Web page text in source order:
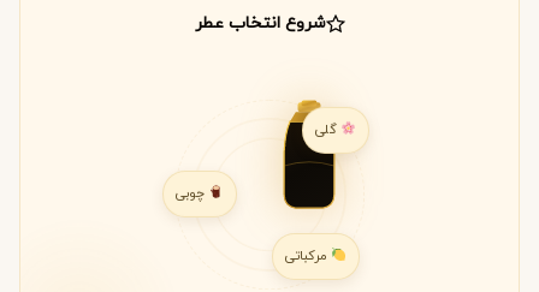
شروع انتخاب عطر
گلی
مرکباتی